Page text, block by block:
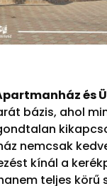
és
bázis, ahol
nemcsak
kínál a
teljes körű